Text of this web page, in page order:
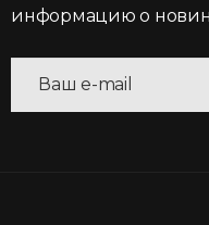
информацию о